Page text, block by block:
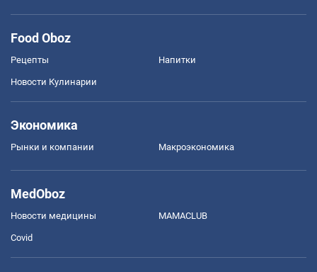
Food Oboz
Рецепты Напитки
Новости Кулинарии
Экономика
Рынки и компании Mакроэкономика
MedOboz
Новости медицины MAMACLUB
Covid